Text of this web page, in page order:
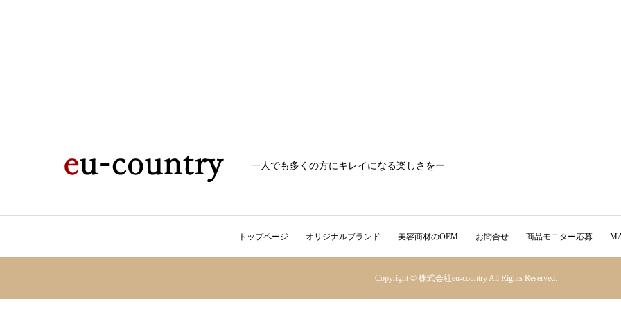
一人でも多くの方にキレイになる楽しさをー
トップページ オリジナルブランド 美容商材のOEM お問合せ 商品モニター応募
Copyright © 株式会社eu-country All Rights Reserved.